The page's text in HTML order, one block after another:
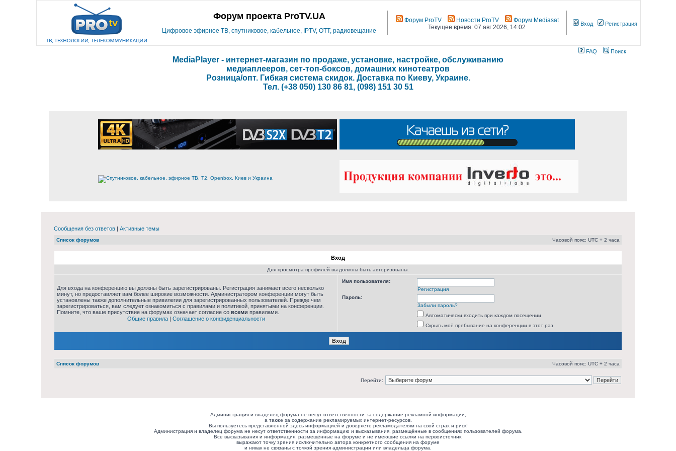
Форум проекта ProTV.UA
Цифровое эфирное ТВ, спутниковое, кабельное, IPTV, OTT, радиовещание
Форум ProTV Новости ProTV
Форум Mediasat
Текущее время: 07 авг 2026, 14:02
Вход Регистрация
FAQ Поиск
MediaPlayer - интернет-магазин по продаже, установке, настройке, обслуживанию
медиаплееров, сет-топ-боксов, домашних кинотеатров
Розница/опт. Гибкая система скидок. Доставка по Киеву, Украине.
Тел. (+38 050) 130 86 81, (098) 151 30 51
Сообщения без ответов | Активные темы
Список форумов Часовой пояс: UTC + 2 часа
Вход
Для просмотра профилей вы должны быть авторизованы.
Для входа на конференцию вы должны быть зарегистрированы. Регистрация занимает всего несколько
минут, но предоставляет вам более широкие возможности. Администратором конференции могут быть
установлены также дополнительные привилегии для зарегистрированных пользователей. Прежде чем
зарегистрироваться, вам следует ознакомиться с правилами и политикой, принятыми на конференции.
Помните, что ваше присутствие на форумах означает согласие со всеми правилами.
Общие правила| Соглашение о конфиденциальности
Имя пользователя:
Регистрация
Пароль:
Забыли пароль?
Автоматически входить при каждом посещении
Скрыть моё пребывание на конференции в этот раз
Список форумов Часовой пояс: UTC + 2 часа
Перейти:
Администрация и владелец форума не несут ответственности за содержание рекламной информации,
а также за содержание рекламируемых интернет-ресурсов.
Вы пользуетесь представленной здесь информацией и доверяете рекламодателям на свой страх и риск!
Администрация и владелец форума не несут ответственности за информацию и высказывания, размещённые в сообщениях пользователей форума.
Все высказывания и информация, размещённые на форуме и не имеющие ссылки на первоисточник,
выражают точку зрения исключительно автора конкретного сообщения на форуме
и никак не связаны с точкой зрения администрации или владельца форума.